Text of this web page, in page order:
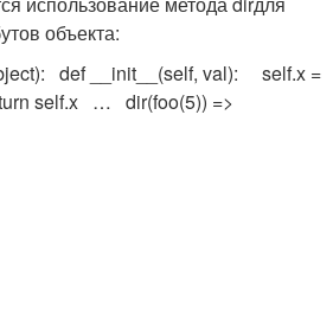
объекта:
def __init__(self, val): self.x =
self.x … dir(foo(5)) =>